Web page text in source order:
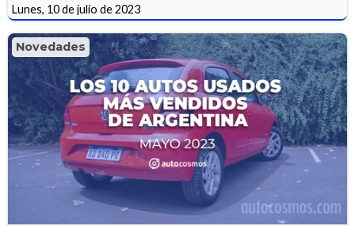
Lunes, 10 de julio de 2023
Novedades